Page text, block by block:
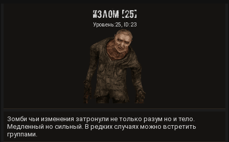
Излом [25]
Уровень:25, ID:23
Зомби чьи изменения затронули не только разум но и тело.
Медленный но сильный. В редких случаях можно встретить
группами.